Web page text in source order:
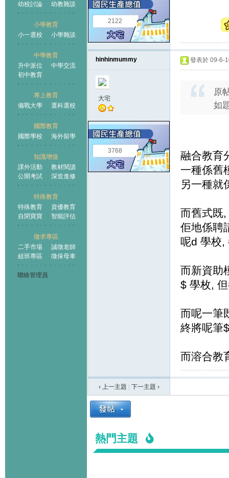
幼校討論
幼教雜談
小學教育
小一選校
小學雜談
中學教育
升中派位
中學交流
初中教育
專上教育
備戰大學
選科選校
國際教育
國際學校
海外留學
知識增值
課外活動
教材閱讀
公開考試
深造進修
特殊教育
特殊教育
資優教育
自閉寶寶
智能評估
徵求專區
二手市場
誠徵老師
組班專區
徵保母車
聯絡管理員
王國
2122
hinhinmummy
大宅
3768
發表於 09-6-
原
如
融合教育
一種係舊
另一種就
而舊式既
佢地係聘
呢d 學校,
而新資助
$ 學枚,
而呢一筆
終將呢筆
而溶合教
‹ 上一主題 下一主題 ›
熱門主題